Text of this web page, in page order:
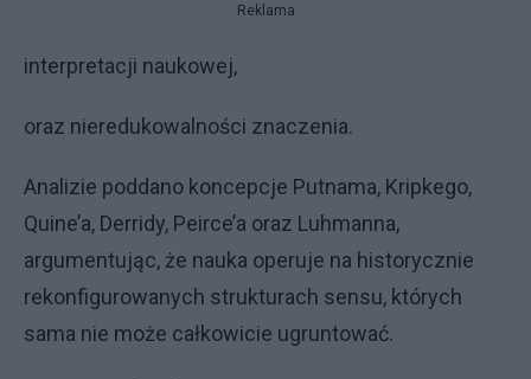
Reklama
interpretacji naukowej,
oraz nieredukowalności znaczenia.
Analizie poddano koncepcje Putnama, Kripkego,
Quine’a, Derridy, Peirce’a oraz Luhmanna,
argumentując, że nauka operuje na historycznie
rekonfigurowanych strukturach sensu, których
sama nie może całkowicie ugruntować.